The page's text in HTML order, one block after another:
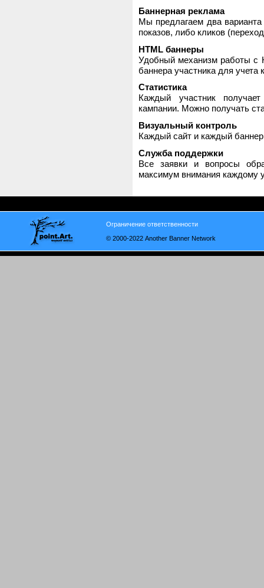
Баннерная реклама
Мы предлагаем два
показов, либо кликов
HTML баннеры
Удобный механизм работы с
баннера участника для
Статистика
Каждый участник
кампании. Можно получать
Визуальный контроль
Каждый сайт и каждый
Служба поддержки
Все заявки и вопросы
максимум внимания каждому
Ограничение ответственности
© 2000-2022 Another Banner Network